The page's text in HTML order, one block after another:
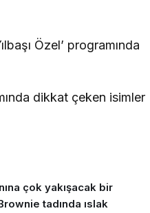
Özel’ programında
dikkat çeken isimler
çok yakışacak bir
tadında ıslak